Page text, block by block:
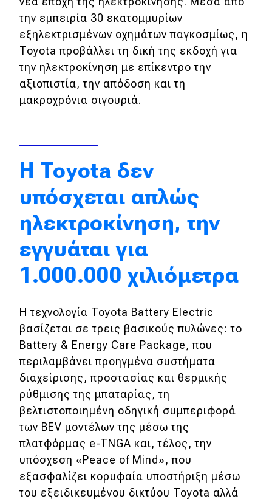
Test Drive
Δοκιμή
Αποστολή
Συγκρίνουμε
Formula 1
WRC
Motorsport
Eco
Τεχνολογία
Mobility
Σταθμοί φόρτισης
Classic
Νέα
Παρουσιάσεις
την εμπειρία 30 εκατομμυρίων
εξηλεκτρισμένων οχημάτων παγκοσμίως, η
Toyota προβάλλει τη δική της εκδοχή για
την ηλεκτροκίνηση με επίκεντρο την
αξιοπιστία, την απόδοση και τη
μακροχρόνια σιγουριά.
Η Toyota δεν
υπόσχεται απλώς
ηλεκτροκίνηση, την
εγγυάται για
1.000.000 χιλιόμετρα
Η τεχνολογία Toyota Battery Electric
βασίζεται σε τρεις βασικούς πυλώνες: το
Battery & Energy Care Package, που
περιλαμβάνει προηγμένα συστήματα
διαχείρισης, προστασίας και θερμικής
ρύθμισης της μπαταρίας, τη
βελτιστοποιημένη οδηγική συμπεριφορά
των BEV μοντέλων της μέσω της
πλατφόρμας e-TNGA και, τέλος, την
υπόσχεση «Peace of Mind», που
εξασφαλίζει κορυφαία υποστήριξη μέσω
του εξειδικευμένου δικτύου Toyota αλλά